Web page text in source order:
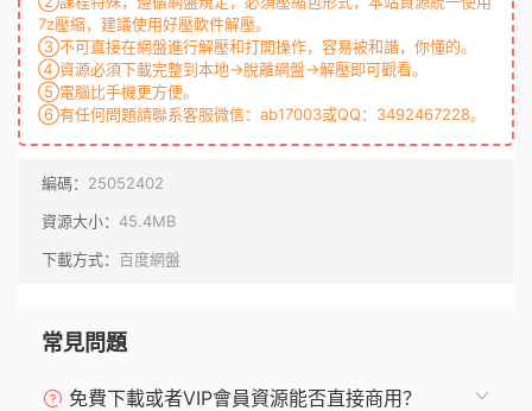
7z壓縮，建議使用好壓軟件解壓。
③不可直接在網盤進行解壓和打開操作，容易被和諧，你懂的。
④資源必須下載完整到本地→脫離網盤→解壓即可觀看。
⑤電腦比手機更方便。
⑥有任何問題請聯系客服微信：ab17003或QQ：3492467228。
編碼： 25052402
資源大小： 45.4MB
下載方式： 百度網盤
常見問題
免費下載或者VIP會員資源能否直接商用？